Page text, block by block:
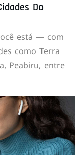
Do
está — com
como Terra
Peabiru, entre